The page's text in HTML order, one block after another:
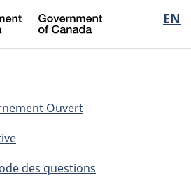
Passer
au
contenu
Passer
à
« Au
Passer
à
la
EN
of
Ouvert
des questions